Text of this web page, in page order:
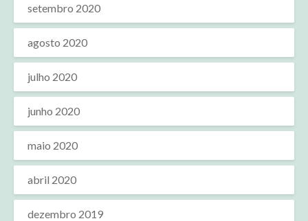
setembro 2020
agosto 2020
julho 2020
junho 2020
maio 2020
abril 2020
dezembro 2019